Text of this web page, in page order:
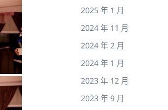
2025 年 1 月
2024 年 11 月
2024 年 2 月
2024 年 1 月
2023 年 12 月
2023 年 9 月